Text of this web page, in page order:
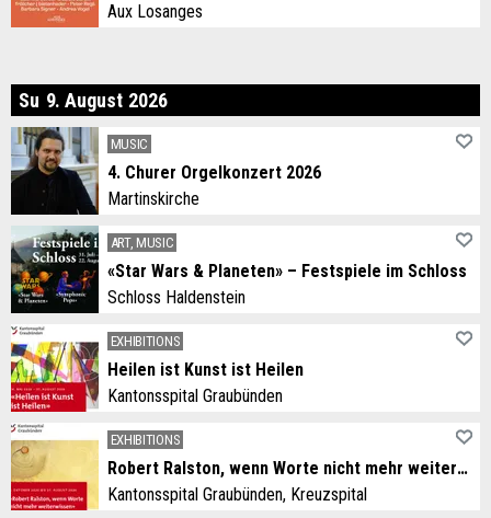
Aux Losanges
Su nday
9. August 2026
MUSIC
4. Churer Orgelkonzert 2026
Martinskirche
ART, MUSIC
«Star Wars & Planeten» – Festspiele im Schloss
Schloss Haldenstein
EXHIBITIONS
Heilen ist Kunst ist Heilen
Kantonsspital Graubünden
EXHIBITIONS
Robert Ralston, wenn Worte nicht mehr weiterwissen
Kantonsspital Graubünden, Kreuzspital